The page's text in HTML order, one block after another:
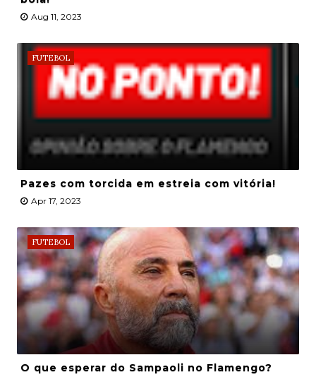
Aug 11, 2023
FUTEBOL
Pazes com torcida em estreia com vitória!
Apr 17, 2023
FUTEBOL
O que esperar do Sampaoli no Flamengo?